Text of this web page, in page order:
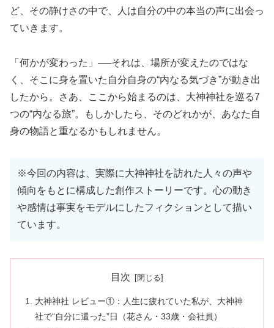
ど、その静けさの中で、人は自分の中の本当の声に出会っ
ていきます。
「何かが変わった」──それは、場所が変えたのではな
く、そこに身を置いた自分自身の“内なる気づき”が動き出
したから。さあ、ここから始まるのは、大神神社を巡る7
つの“内なる旅”。もしかしたら、そのどれかが、あなた自
身の物語と重なるかもしれません。
※今回の内容は、実際に大神神社を訪れた人々の声や
傾向をもとに構成した創作ストーリーです。心の動き
や感情は事実をモデルにしたフィクションとして描い
ています。
目次
大神神社 レビュー①：人生に疲れていた私が、大神神
社で“自分に還った”日（花さん・33歳・会社員）